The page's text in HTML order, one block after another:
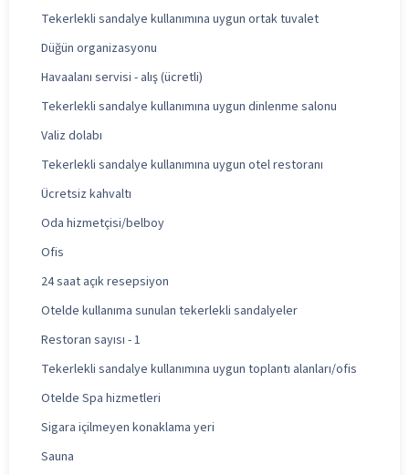
Tekerlekli sandalye kullanımına uygun ortak tuvalet
Düğün organizasyonu
Havaalanı servisi - alış (ücretli)
Tekerlekli sandalye kullanımına uygun dinlenme salonu
Valiz dolabı
Tekerlekli sandalye kullanımına uygun otel restoranı
Ücretsiz kahvaltı
Oda hizmetçisi/belboy
Ofis
24 saat açık resepsiyon
Otelde kullanıma sunulan tekerlekli sandalyeler
Restoran sayısı - 1
Tekerlekli sandalye kullanımına uygun toplantı alanları/ofis
Otelde Spa hizmetleri
Sigara içilmeyen konaklama yeri
Sauna